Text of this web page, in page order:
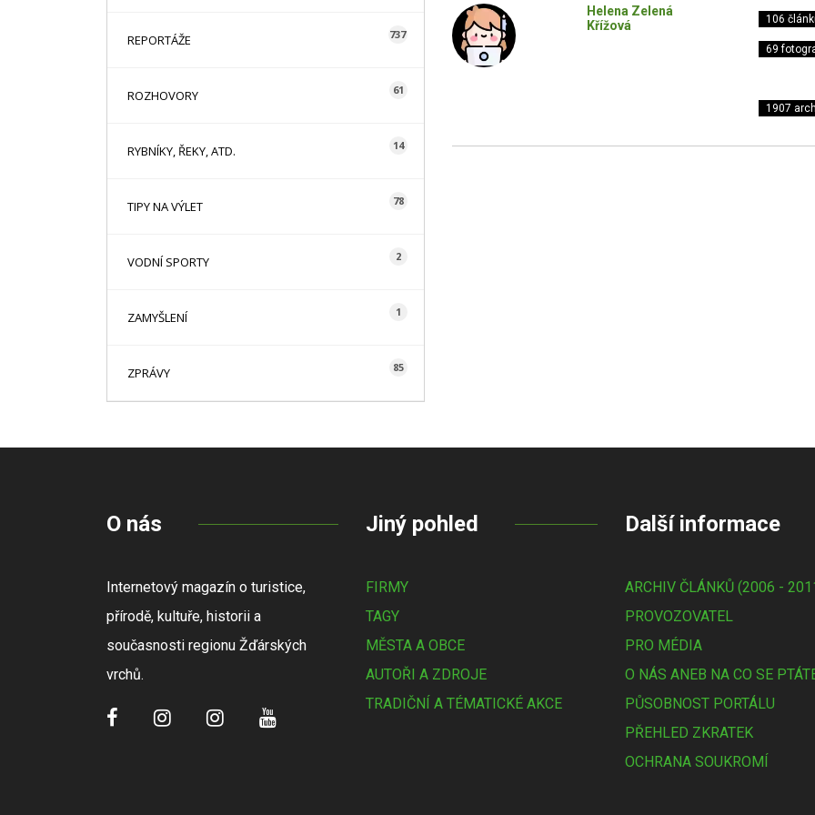
REPORTÁŽE 737
ROZHOVORY 61
RYBNÍKY, ŘEKY, ATD. 14
TIPY NA VÝLET 78
VODNÍ SPORTY 2
ZAMYŠLENÍ 1
ZPRÁVY 85
Helena Zelená
Křížová
106
69
1907
O nás
Internetový magazín o turistice,
přírodě, kultuře, historii a
současnosti regionu Žďárských
vrchů.
Jiný pohled
FIRMY
TAGY
MĚSTA A OBCE
AUTOŘI A ZDROJE
TRADIČNÍ A TÉMATICKÉ AKCE
Další informace
ARCHIV ČLÁNKŮ (2006 -
PROVOZOVATEL
PRO MÉDIA
O NÁS ANEB NA CO SE
PŮSOBNOST PORTÁLU
PŘEHLED ZKRATEK
OCHRANA SOUKROMÍ